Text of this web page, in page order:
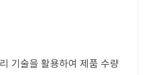
기술을 활용하여 제품 수량